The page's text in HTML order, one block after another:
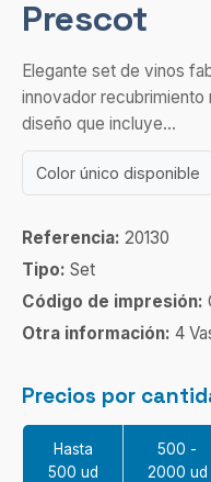
Prescot
Elegante set de vinos
innovador recubrimiento
diseño que incluye...
Color único disponible
Referencia: 20130
Tipo: Set
Código de impresión:
Otra información: 4
Precios por
Hasta
500 ud
500 -
2000 ud